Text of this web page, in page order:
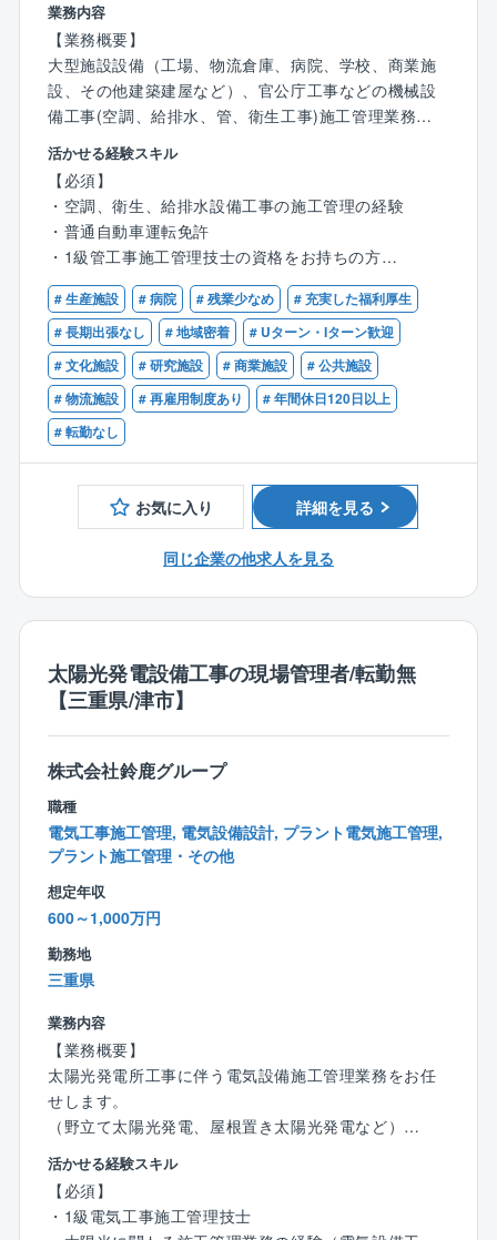
業務内容
【業務概要】
大型施設設備（工場、物流倉庫、病院、学校、商業施
設、その他建築建屋など）、官公庁工事などの機械設
備工事(空調、給排水、管、衛生工事)施工管理業務
【具体的には】
上記施設・設備に対して下記業務をお任せします。
・新築工事に対する機械設備工事の施工管理
・既設建屋に対するメンテナンス工事の施工管理業務
・工程管理、安全管理、品質管理、予算管理全般
・CADを使った図面作成（施工図など）
・職人、作業員の手配など
※入社後は数ヶ月の研修があります。
※勤務時間について
現場によっては、8：00出勤の場合もあります
■鈴鹿グループは、電気設備工事を起点に機械設備工
事、空調設備工事業、不動産事業、開発設計、土木工
事業など様々な事業を自社グループで行っておりま
■従来のピラミッド型の組織ではなく、組織の成長に合
わせて柔軟に対応出来るクラスター型の組織を採用
え仕事を遂行していく『価値観型組織』と称していま
す。
《仕事で活躍したい人》《家庭を大事にしたい人》
《趣味を大切にしたい人》など、誰でも様々な価値観
があり、どこに重きを置くかによって、その人の幸せ
度数も変わると考えております。
■社是の一つに三方ヨシを掲げており、常に『従業員ヨ
シ！お客様ヨシ！取引先ヨシ！』の考えの下、社員ひ
とり一人の価値観を尊重し、同社に関わる全ての方の
幸せ度数の向上を目指しています。
活かせる経験スキル
【必須】
・空調、衛生、給排水設備工事の施工管理の経験
・普通自動車運転免許
・1級管工事施工管理技士の資格をお持ちの方
【歓迎】
・給水装置主任技術者
# 生産施設 # 病院 # 残業少なめ
# 充実した福利厚生
# 長期出張なし
# 地域密着
# Uターン・Iターン歓迎
# 文化施設
# 研究施設 # 商業施設
# 公共施設
# 物流施設
# 再雇用制度あり
# 年間休日120日以上
# 転勤なし
お気に入り 詳細を見る
同じ企業の他求人を見る
太陽光発電設備工事の現場管理者/転勤無
【三重県/津市】
株式会社鈴鹿グループ
職種
電気工事施工管理, 電気設備設計, プラント電気施工管理,
プラント施工管理・その他
想定年収
600～1,000万円
勤務地
三重県
業務内容
【業務概要】
太陽光発電所工事に伴う電気設備施工管理業務をお任
せします。
（野立て太陽光発電、屋根置き太陽光発電など）
【具体的には】
・工程管理、安全管理、品質管理、予算管理全般
・CADを使った図面作成（施工図など）
活かせる経験スキル
【必須】
・1級電気工事施工管理技士